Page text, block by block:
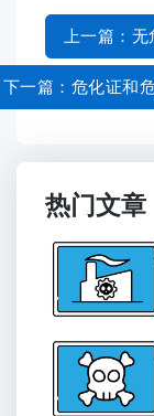
上一篇 ：
下一篇 ：危化证和
热门文章